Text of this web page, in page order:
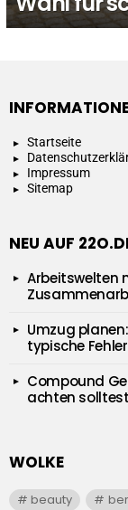
Startseite
Impressum
Sitemap
NEU AUF
Arbeitswelten
Umzug
typische
Compound
achten solltest
WOLKE
beauty